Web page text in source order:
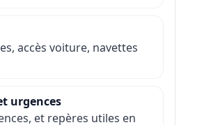
accès voiture, navettes
urgences
et repères utiles en